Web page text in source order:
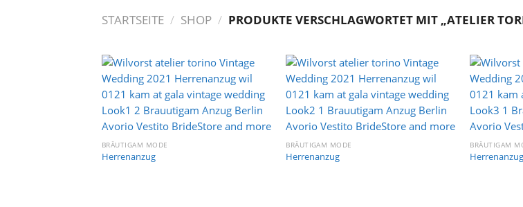
STARTSEITE / SHOP / PRODUKTE VERSCHLAGWORTET MIT „ATELIER
Auf die
Wunschliste
BRÄUTIGAM MODE
Herrenanzug
Auf die
Wunschliste
BRÄUTIGAM MODE
Herrenanzug
BRÄUTIGAM
Herrenanzug